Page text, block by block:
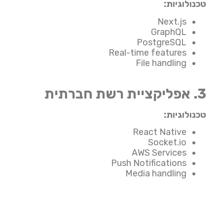
טכנולוגיות:
Next.js
GraphQL
PostgreSQL
Real-time features
File handling
3. אפליקציית רשת חברתית
טכנולוגיות:
React Native
Socket.io
AWS Services
Push Notifications
Media handling